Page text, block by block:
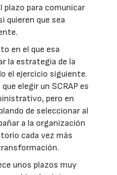
plazo para comunicar
quieren que sea
en el que esa
la estrategia de la
el ejercicio siguiente.
elegir un SCRAP es
pero en
de seleccionar al
a la organización
cada vez más
unos plazos muy